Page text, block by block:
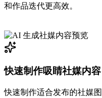
和作品迭代更高效。
快速制作吸睛社媒内容
快速制作适合发布的社媒